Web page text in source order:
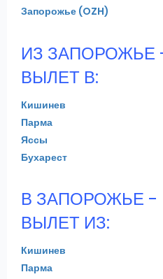
Запорожье (OZH)
ИЗ ЗАПОРОЖЬЕ
ВЫЛЕТ В:
Кишинев
Парма
Яссы
Бухарест
В ЗАПОРОЖЬЕ -
ВЫЛЕТ ИЗ:
Кишинев
Парма